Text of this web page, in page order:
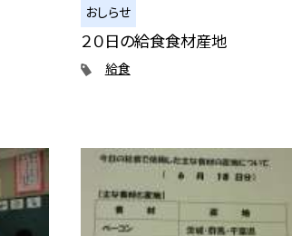
おしらせ
２０日の給食食材産地
給食